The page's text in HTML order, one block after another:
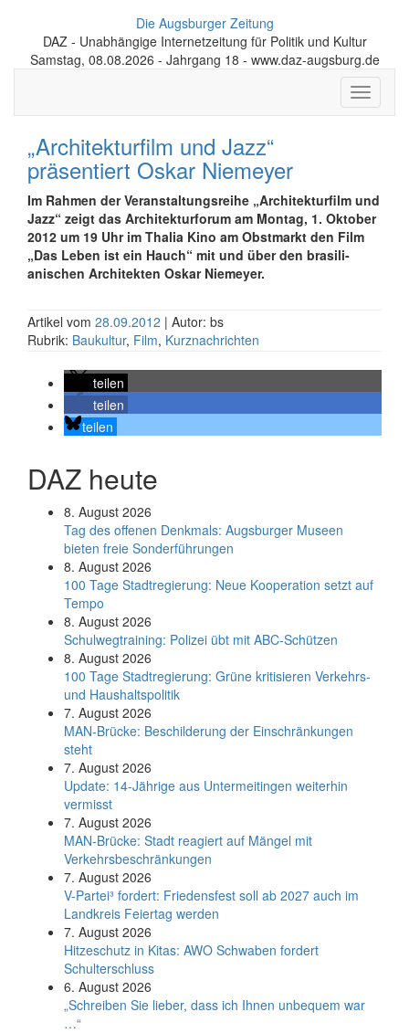
Die Augsburger Zeitung
DAZ - Unabhängige Internetzeitung für Politik und Kultur
Samstag, 08.08.2026 - Jahrgang 18 - www.daz-augsburg.de
Toggle
„Architekturfilm und Jazz“
präsentiert Oskar Niemeyer
Im Rahmen der Veranstaltungs­reihe „Architekturfilm und
Jazz“ zeigt das Architektur­forum am Montag, 1. Oktober
2012 um 19 Uhr im Thalia Kino am Obstmarkt den Film
„Das Leben ist ein Hauch“ mit und über den brasili­
anischen Architekten Oskar Niemeyer.
Artikel vom 28.09.2012 | Autor: bs
Rubrik: Baukultur, Film, Kurznachrichten
teilen
teilen
teilen
DAZ heute
8. August 2026
Tag des offenen Denkmals: Augsburger Museen
bieten freie Sonderführungen
8. August 2026
100 Tage Stadtregierung: Neue Kooperation setzt auf
Tempo
8. August 2026
Schul­weg­trai­ning: Poli­zei übt mit ABC-Schüt­zen
8. August 2026
100 Tage Stadtregierung: Grüne kritisieren Verkehrs-
und Haushaltspolitik
7. August 2026
MAN-Brücke: Beschilderung der Einschränkungen
steht
7. August 2026
Update: 14-Jährige aus Untermeitingen weiterhin
vermisst
7. August 2026
MAN-Brücke: Stadt reagiert auf Mängel mit
Verkehrsbeschränkungen
7. August 2026
V-Partei­³ fordert: Friedens­fest soll ab 2027 auch im
Land­kreis Feier­tag werden
7. August 2026
Hitzeschutz in Kitas: AWO Schwaben fordert
Schulterschluss
6. August 2026
„Schreiben Sie lieber, dass ich Ihnen unbequem war
…“